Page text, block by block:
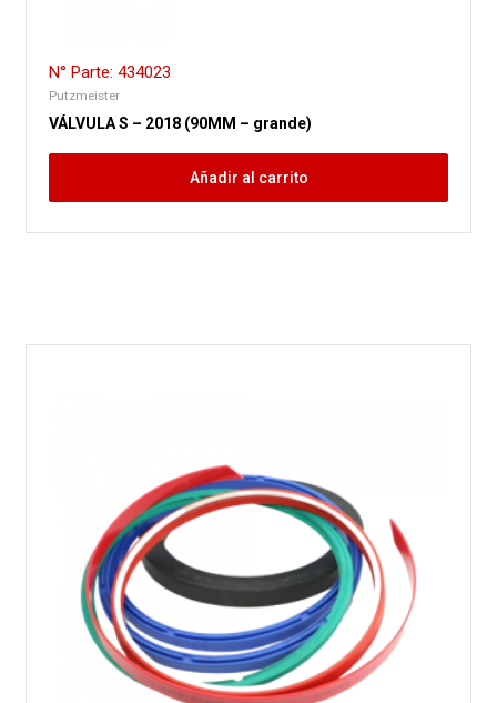
N° Parte: 434023
Putzmeister
VÁLVULA S – 2018 (90MM – grande)
Añadir al carrito